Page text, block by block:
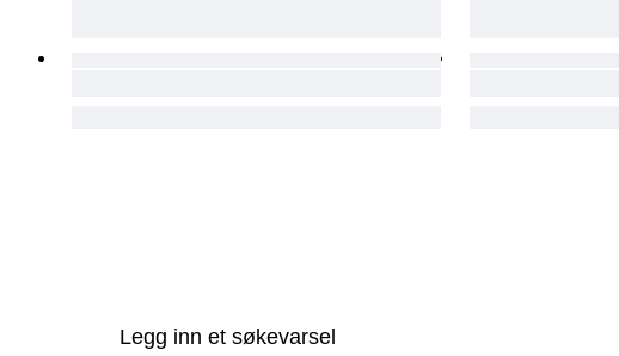
Legg inn et søkevarsel